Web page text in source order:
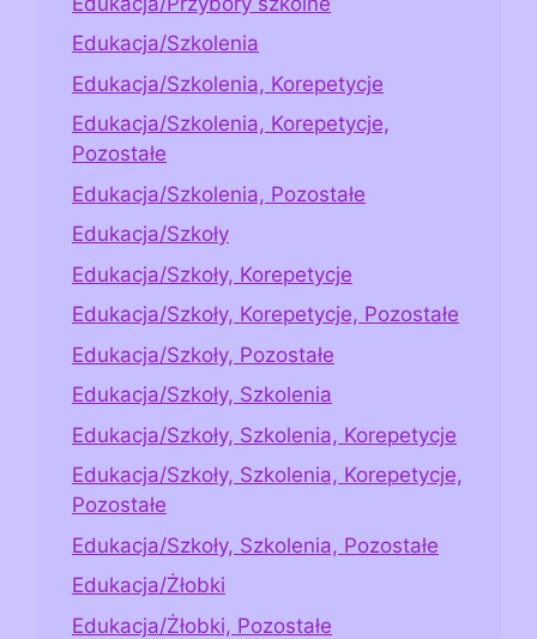
Edukacja/Szkolenia
Edukacja/Szkolenia, Korepetycje
Edukacja/Szkolenia, Korepetycje,
Pozostałe
Edukacja/Szkolenia, Pozostałe
Edukacja/Szkoły
Edukacja/Szkoły, Korepetycje
Edukacja/Szkoły, Korepetycje, Pozostałe
Edukacja/Szkoły, Pozostałe
Edukacja/Szkoły, Szkolenia
Edukacja/Szkoły, Szkolenia, Korepetycje
Edukacja/Szkoły, Szkolenia, Korepetycje,
Pozostałe
Edukacja/Szkoły, Szkolenia, Pozostałe
Edukacja/Żłobki
Edukacja/Żłobki, Pozostałe